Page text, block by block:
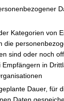
Kategorien von
die
sind oder noch
Empfängern in
Dauer, für